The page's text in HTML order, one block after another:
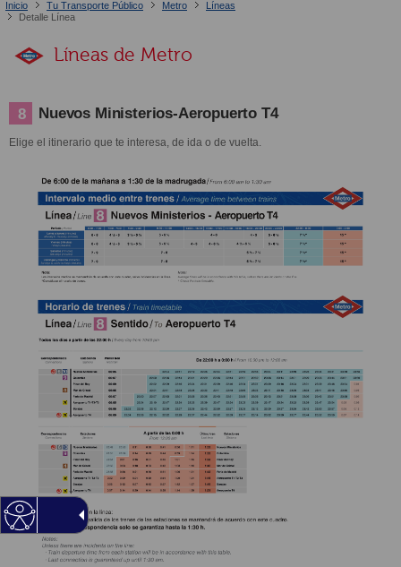
Inicio
Tu Transporte Público Metro
Líneas
Detalle Línea
Líneas de Metro
8 Nuevos Ministerios-Aeropuerto T4
Elige el itinerario que te interesa, de ida o de vuelta.